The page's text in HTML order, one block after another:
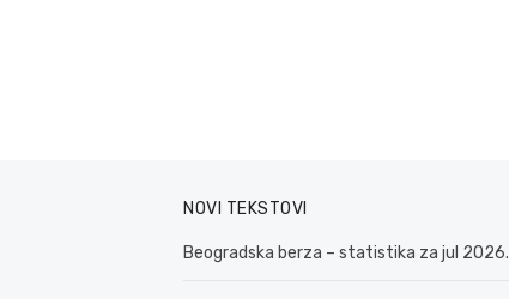
NOVI TEKSTOVI
Beogradska berza – statistika za jul 2026.